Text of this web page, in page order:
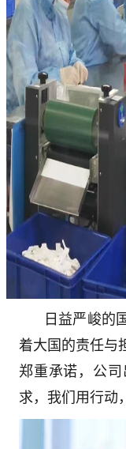
日益严峻的
着大国的责任与
郑重承诺，公
求，我们用行动